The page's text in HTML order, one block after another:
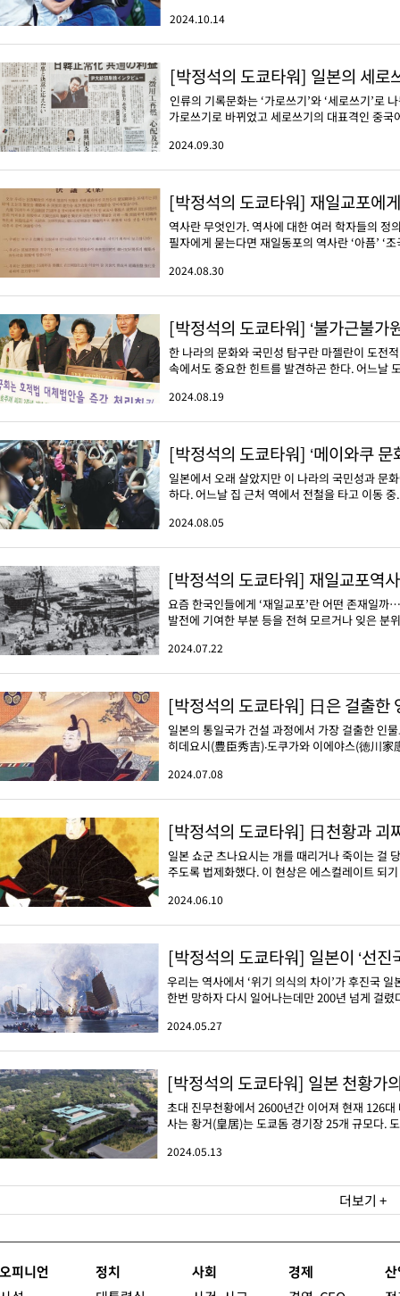
2024.10.14
[박정석의 도쿄타워] 일본의 세로
인류의 기록문화는 ‘가로쓰기’와 ‘세로쓰기’로
가로쓰기로 바뀌었고 세로쓰기의 대표격인 중
2024.09.30
[박정석의 도쿄타워] 재일교포에
역사란 무엇인가. 역사에 대한 여러 학자들의 정
필자에게 묻는다면 재일동포의 역사란 ‘아픔’ ‘
2024.08.30
[박정석의 도쿄타워] ‘불가근불가
한 나라의 문화와 국민성 탐구란 마젤란이 도전
속에서도 중요한 힌트를 발견하곤 한다. 어느날
2024.08.19
[박정석의 도쿄타워] ‘메이와쿠 문
일본에서 오래 살았지만 이 나라의 국민성과 문
하다. 어느날 집 근처 역에서 전철을 타고 이동 중
2024.08.05
[박정석의 도쿄타워] 재일교포역
요즘 한국인들에게 ‘재일교포’란 어떤 존재일
발전에 기여한 부분 등을 전혀 모르거나 잊은 분
2024.07.22
[박정석의 도쿄타워] 日은 걸출한
일본의 통일국가 건설 과정에서 가장 걸출한 인
히데요시(豊臣秀吉)‧도쿠가와 이에야스(徳川家
2024.07.08
[박정석의 도쿄타워] 日천황과 괴
일본 쇼군 츠나요시는 개를 때리거나 죽이는 걸
주도록 법제화했다. 이 현상은 에스컬레이트 되
2024.06.10
[박정석의 도쿄타워] 일본이 ‘선
우리는 역사에서 ‘위기 의식의 차이’가 후진국
한번 망하자 다시 일어나는데만 200년 넘게 걸렸
2024.05.27
[박정석의 도쿄타워] 일본 천황가
초대 진무천황에서 2600년간 이어져 현재 126
사는 황거(皇居)는 도쿄돔 경기장 25개 규모다.
2024.05.13
더보기 +
피니언 정치 사회 경제 산